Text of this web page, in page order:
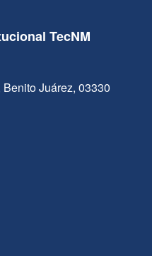
TecNM
Juárez, 03330